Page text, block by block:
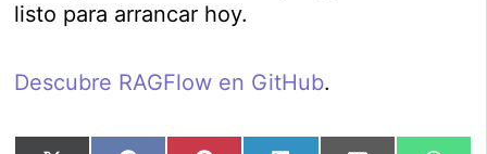
listo para arrancar hoy.
Descubre RAGFlow en GitHub.